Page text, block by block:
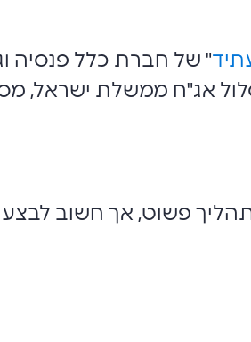
" של חברת כלל פנסיה
פשוט, אך חשוב